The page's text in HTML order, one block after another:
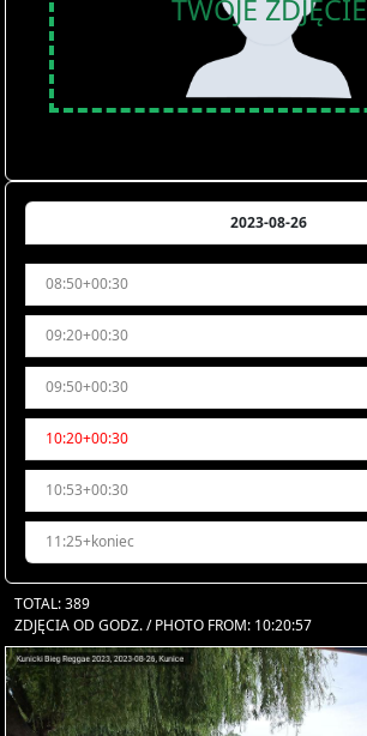
TWOJE ZDJĘCIE
2023-08-26
08:50+00:30
09:20+00:30
09:50+00:30
10:20+00:30
10:53+00:30
11:25+koniec
TOTAL: 389
ZDJĘCIA OD GODZ. / PHOTO FROM: 10:20:57